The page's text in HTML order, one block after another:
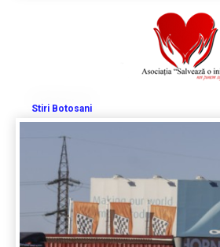
Stiri Botosani